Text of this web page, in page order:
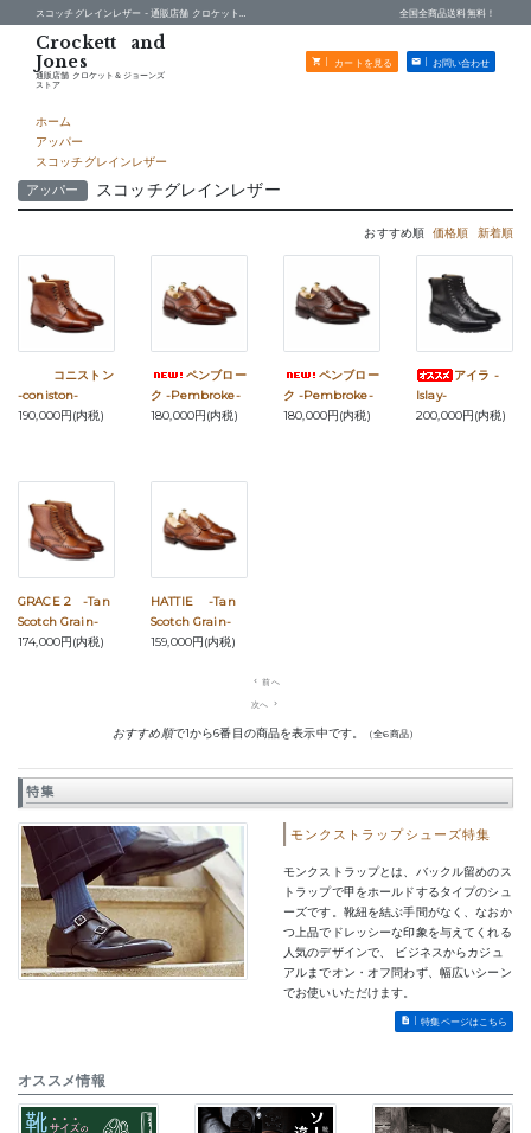
通販店舗 クロケット＆ジョーンズ
ストア
カートを見る お問い合わせ
スコッチグレインレザー - 通販店舗 クロケット＆ジョーンズストア 全国全商品送料無料！
ホーム
アッパー
スコッチグレインレザー
アッパー スコッチグレインレザー
おすすめ順 価格順 新着順
コニストン
-coniston-
190,000円(内税)
ペンブロー
ク -Pembroke-
180,000円(内税)
ペンブロー
ク -Pembroke-
180,000円(内税)
アイラ -
Islay-
200,000円(内税)
GRACE 2 -Tan
Scotch Grain-
174,000円(内税)
HATTIE -Tan
Scotch Grain-
159,000円(内税)
navigate_before 前へ
次へ navigate_next
おすすめ順で1から6番目の商品を表示中です。 （全6商品）
特集
モンクストラップシューズ特集
モンクストラップとは、バックル留めのス
トラップで甲をホールドするタイプのシュ
ーズです。靴紐を結ぶ手間がなく、なおか
つ上品でドレッシーな印象を与えてくれる
人気のデザインで、 ビジネスからカジュ
アルまでオン・オフ問わず、幅広いシーン
でお使いいただけます。
特集ページはこちら
オススメ情報